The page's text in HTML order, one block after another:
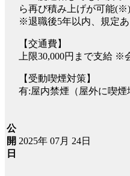
ら再び積み上げが可能(※)
※退職後5年以内、規定あ
【交通費】
上限30,000円まで支給 ※
【受動喫煙対策】
有:屋内禁煙（屋外に喫煙
公
開
日
2025年 07月 24日